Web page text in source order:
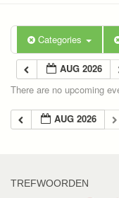
Categories
AUG 2026
There are no upcoming
AUG 2026
TREFWOORDEN